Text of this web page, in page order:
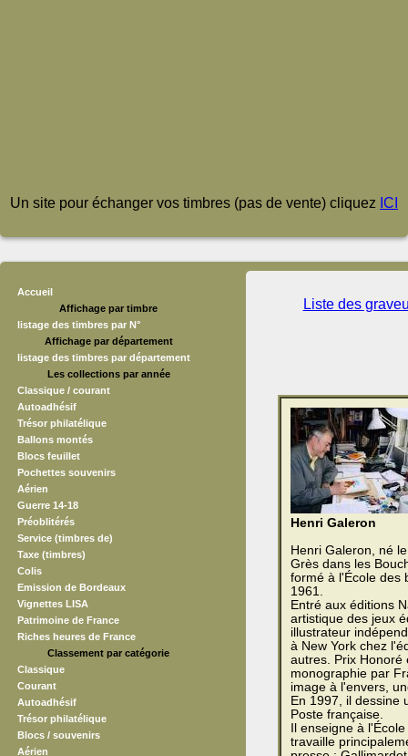
Un site pour échanger vos timbres (pas de vente) cliquez ICI
Accueil
Affichage par timbre
listage des timbres par N°
Affichage par département
listage des timbres par département
Les collections par année
Classique / courant
Autoadhésif
Trésor philatélique
Ballons montés
Blocs feuillet
Pochettes souvenirs
Aérien
Guerre 14-18
Préoblitérés
Service (timbres de)
Taxe (timbres)
Colis
Emission de Bordeaux
Vignettes LISA
Patrimoine de France
Riches heures de France
Classement par catégorie
Classique
Courant
Autoadhésif
Trésor philatélique
Blocs / souvenirs
Aérien
Liste des
Henri Galeron
Henri Galeron, né
Grès dans les
formé à l'École des
1961.
Entré aux éditions
artistique des jeux
illustrateur
à New York chez
autres. Prix Honoré
monographie par
image à l'envers,
En 1997, il dessine
Poste française.
Il enseigne à
travaille